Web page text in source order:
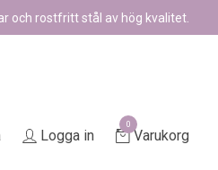
och rostfritt stål av hög kvalitet.
Logga in
0
Varukorg